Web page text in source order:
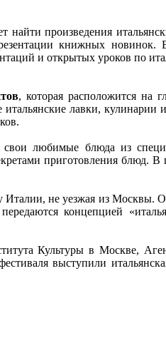
найти произведения
книжных новинок.
и открытых уроков по
, которая расположится на
лавки,
любимые блюда из
приготовления блюд.
не уезжая из Москвы.
концепцией
Культуры в Москве,
выступили